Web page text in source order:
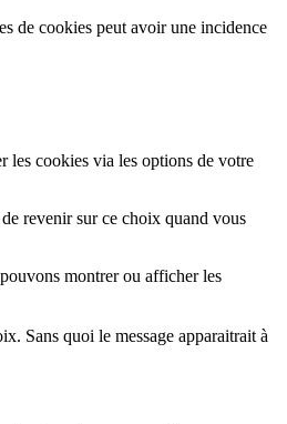
de cookies peut avoir une incidence
les cookies via les options de votre
revenir sur ce choix quand vous
montrer ou afficher les
Sans quoi le message apparaitrait à